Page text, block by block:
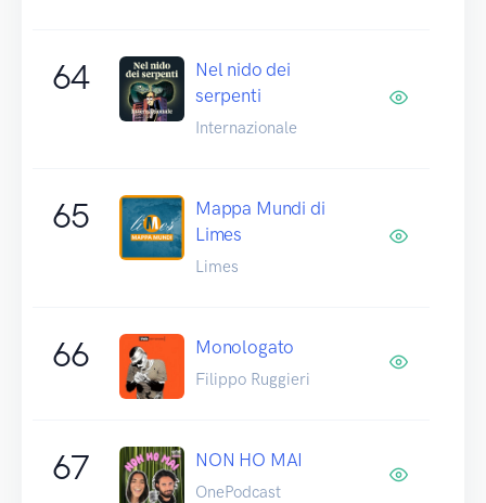
64
Nel nido dei
serpenti
Internazionale
65
Mappa Mundi di
Limes
Limes
66 Monologato
Filippo Ruggieri
67 NON HO MAI
OnePodcast